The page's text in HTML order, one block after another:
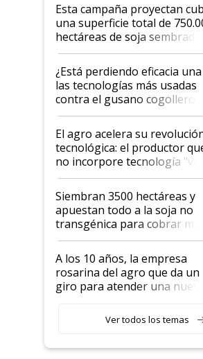
Esta campaña proyectan
una superficie total de
hectáreas de soja sembradas
con una nueva generación
variedades que marcan un
salto tecnológico en
rendimiento
¿Está perdiendo eficacia
las tecnologías más usadas
contra el gusano cogollero?
desafío de una tecnología
El agro acelera su
tecnológica: el productor
no incorpore tecnología "va a
perder el tren"
Siembran 3500 hectáreas y
apuestan todo a la soja no
transgénica para cobrar más
por tonelada: compraron un
semillero
A los 10 años, la empresa
rosarina del agro que da un
giro para atender una nueva
Ver todos los temas